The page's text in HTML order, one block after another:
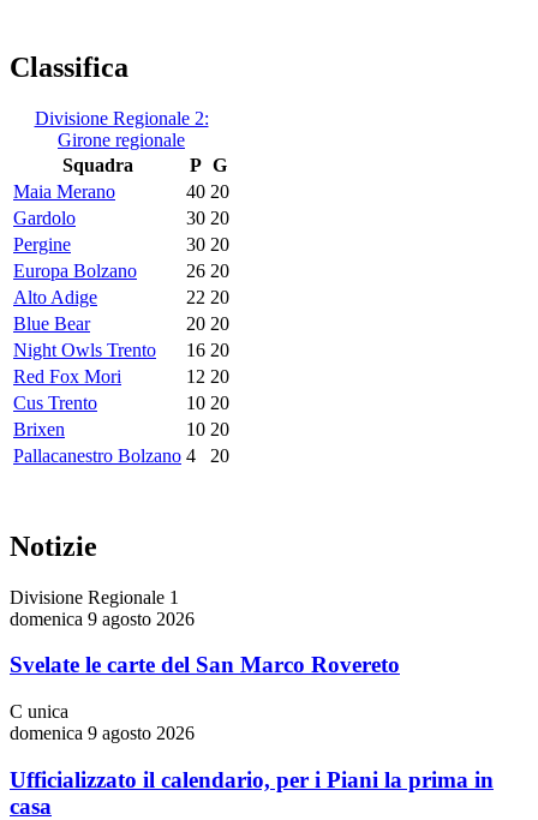
Classifica
Divisione Regionale 2:
Girone regionale
Squadra
P G
Maia Merano
40 20
Gardolo
30 20
Pergine
30 20
Europa Bolzano
26 20
Alto Adige
22 20
Blue Bear
20 20
Night Owls Trento
16 20
Red Fox Mori
12 20
Cus Trento
10 20
Brixen
10 20
Pallacanestro Bolzano 4 20
Notizie
Divisione Regionale 1
domenica 9 agosto 2026
Svelate le carte del San Marco Rovereto
C unica
domenica 9 agosto 2026
Ufficializzato il calendario, per i Piani la prima in
casa